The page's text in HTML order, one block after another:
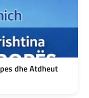
dhe Atdheut